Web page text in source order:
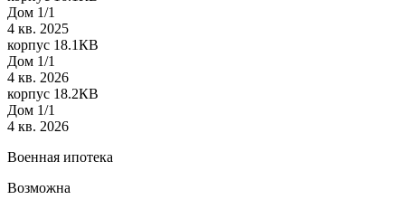
Дом 1/1
4 кв. 2025
корпус 18.1КВ
Дом 1/1
4 кв. 2026
корпус 18.2КВ
Дом 1/1
4 кв. 2026
Военная ипотека
Возможна